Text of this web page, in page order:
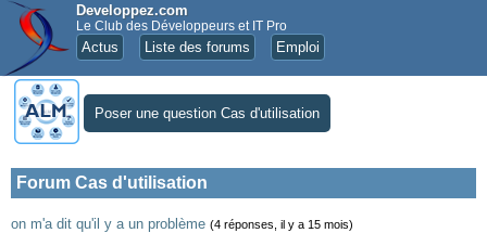
Developpez.com
Le Club des Développeurs et IT Pro
Actus Liste des forums Emploi
Poser une question Cas d'utilisation
Forum Cas d'utilisation
on m'a dit qu'il y a un problème (4 réponses, il y a 15 mois)